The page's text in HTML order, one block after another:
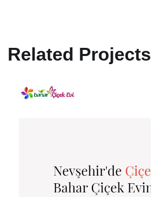
Related Projects